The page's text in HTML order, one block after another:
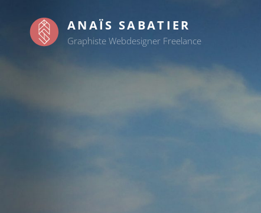
ANAÏS SABATIER
Graphiste Webdesigner Freelance